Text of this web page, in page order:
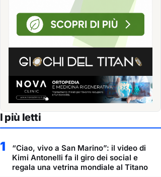
I più letti
1
“Ciao, vivo a San Marino”: il video di
Kimi Antonelli fa il giro dei social e
regala una vetrina mondiale al Titano